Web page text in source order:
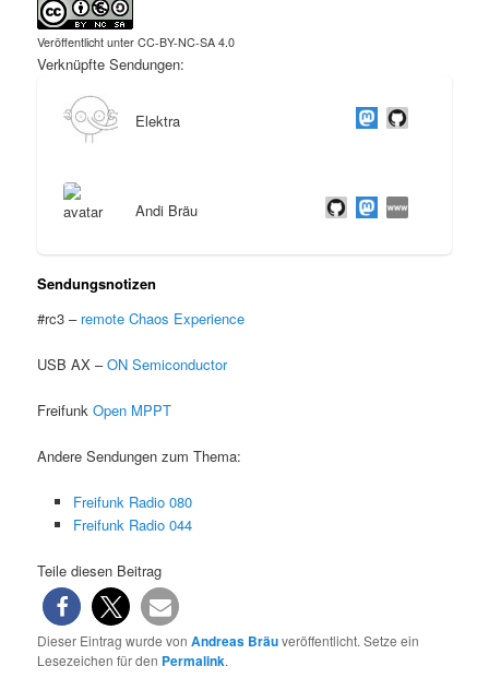
Veröffentlicht unter CC-BY-NC-SA 4.0
Verknüpfte Sendungen:
Elektra
Andi Bräu
Sendungsnotizen
#rc3 – remote Chaos Experience
USB AX –ON Semiconductor
FreifunkOpen MPPT
Andere Sendungen zum Thema:
Freifunk Radio 080
Freifunk Radio 044
Teile diesen Beitrag
Dieser Eintrag wurde vonAndreas Bräuveröffentlicht. Setze ein
Lesezeichen für den Permalink.